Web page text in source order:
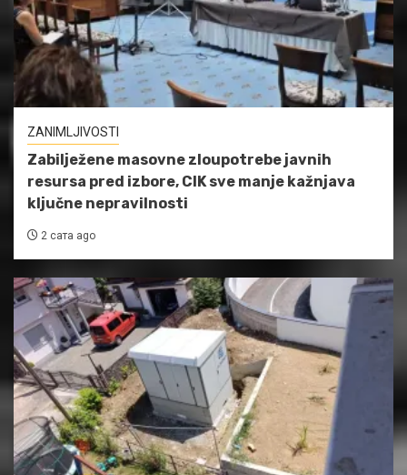
ZANIMLJIVOSTI
Zabilježene masovne zloupotrebe javnih
resursa pred izbore, CIK sve manje kažnjava
ključne nepravilnosti
2 сата ago